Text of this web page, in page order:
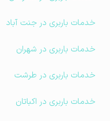
خدمات باربری در جنت آباد
خدمات باربری در شهران
خدمات باربری در طرشت
خدمات باربری در اکباتان